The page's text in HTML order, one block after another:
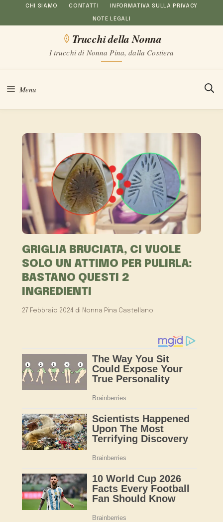
al
CHI SIAMO CONTATTI INFORMATIVA SULLA PRIVACY
NOTE LEGALI
Trucchi della Nonna
I trucchi di Nonna Pina, dalla Costiera
Menu
GRIGLIA BRUCIATA, CI VUOLE
SOLO UN ATTIMO PER PULIRLA:
BASTANO QUESTI 2
INGREDIENTI
27 Febbraio 2024 di Nonna Pina Castellano